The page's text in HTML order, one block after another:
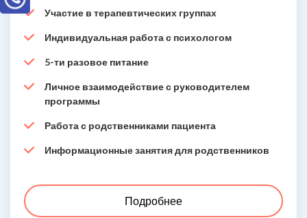
Участие в терапевтических группах
Индивидуальная работа с психологом
5-ти разовое питание
Личное взаимодействие с руководителем
программы
Работа с родственниками пациента
Информационные занятия для родственников
Подробнее